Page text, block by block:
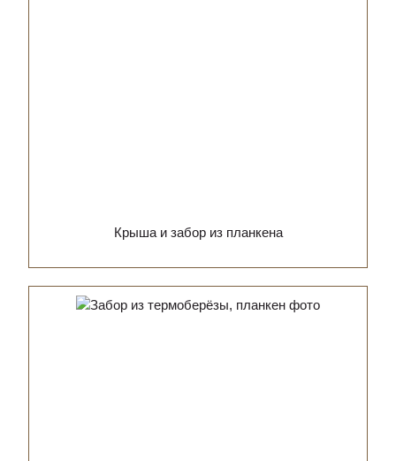
Крыша и забор из планкена